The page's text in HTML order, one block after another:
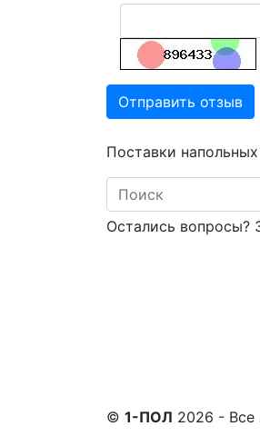
Отправить отзыв
Поставки
Search
Остались вопросы?
© 1-ПОЛ 2026 -